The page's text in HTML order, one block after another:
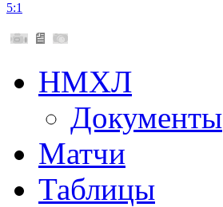
5:1
НМХЛ
Документы
Матчи
Таблицы